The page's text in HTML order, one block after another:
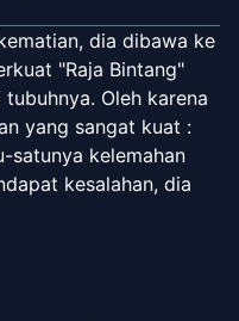
dia dibawa ke
"Raja Bintang"
Oleh karena
yang sangat kuat :
satunya kelemahan
kesalahan, dia
parah. Namun, ketika
Ming dan naik tahta
hilang …